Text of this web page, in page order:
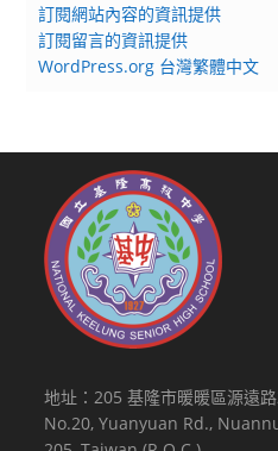
訂閱網站內容的資訊提供
訂閱留言的資訊提供
WordPress.org 台灣繁體中文
地址：205 基隆市暖暖區源遠
No.20, Yuanyuan Rd.,